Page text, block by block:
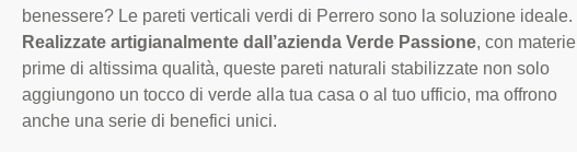
benessere? Le pareti verticali verdi di Perrero sono la soluzione ideale.
Realizzate artigianalmente dall’azienda Verde Passione, con materie
prime di altissima qualità, queste pareti naturali stabilizzate non solo
aggiungono un tocco di verde alla tua casa o al tuo ufficio, ma offrono
anche una serie di benefici unici.